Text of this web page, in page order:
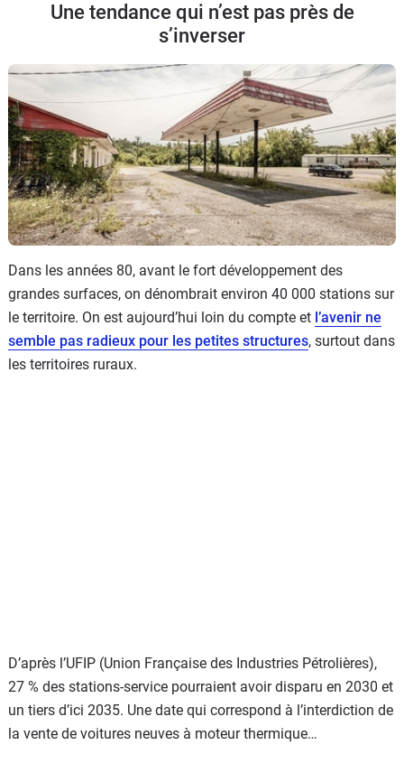
Une tendance qui n’est pas près de
s’inverser
Dans les années 80, avant le fort développement des
grandes surfaces, on dénombrait environ 40 000 stations sur
le territoire. On est aujourd’hui loin du compte et l’avenir ne
semble pas radieux pour les petites structures, surtout dans
les territoires ruraux.
D’après l’UFIP (Union Française des Industries Pétrolières),
27 % des stations-service pourraient avoir disparu en 2030 et
un tiers d’ici 2035. Une date qui correspond à l’interdiction de
la vente de voitures neuves à moteur thermique…